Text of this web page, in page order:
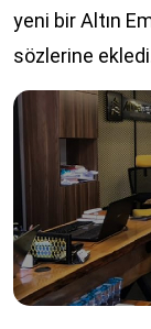
yeni bir Altın
sözlerine